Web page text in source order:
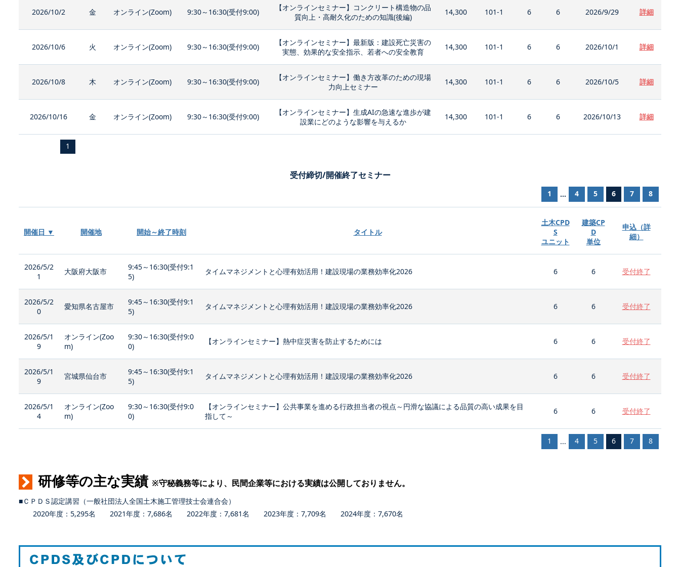
2026/10/2 金 オンライン(Zoom) 9:30～16:30(受付9:00)
【オンラインセミナー】コンクリート構造物の品
質向上・高耐久化のための知識(後編)
14,300 101-1 6 6 2026/9/29 詳細
2026/10/6 火 オンライン(Zoom) 9:30～16:30(受付9:00)
【オンラインセミナー】最新版：建設死亡災害の
実態、効果的な安全指示、若者への安全教育
14,300 101-1 6 6 2026/10/1 詳細
2026/10/8 木 オンライン(Zoom) 9:30～16:30(受付9:00)
【オンラインセミナー】働き方改革のための現場
力向上セミナー
14,300 101-1 6 6 2026/10/5 詳細
2026/10/16 金 オンライン(Zoom) 9:30～16:30(受付9:00)
【オンラインセミナー】生成AIの急速な進歩が建
設業にどのような影響を与えるか
14,300 101-1 6 6 2026/10/13 詳細
1
受付締切/開催終了セミナー
1 ... 4 5 6 7 8
開催日 ▼ 開催地 開始～終了時刻 タイトル
土木CPD
S
ユニット
建築CP
D
単位
申込（詳
細）
2026/5/2
1
大阪府大阪市
9:45～16:30(受付9:1
5)
タイムマネジメントと心理有効活用！建設現場の業務効率化2026 6 6 受付終了
2026/5/2
0
愛知県名古屋市
9:45～16:30(受付9:1
5)
タイムマネジメントと心理有効活用！建設現場の業務効率化2026 6 6 受付終了
2026/5/1
9
オンライン(Zoo
m)
9:30～16:30(受付9:0
0)
【オンラインセミナー】熱中症災害を防止するためには 6 6 受付終了
2026/5/1
9
宮城県仙台市
9:45～16:30(受付9:1
5)
タイムマネジメントと心理有効活用！建設現場の業務効率化2026 6 6 受付終了
2026/5/1
4
オンライン(Zoo
m)
9:30～16:30(受付9:0
0)
【オンラインセミナー】公共事業を進める行政担当者の視点～円滑な協議による品質の高い成果を目
指して～
6 6 受付終了
1 ... 4 5 6 7 8
研修等の主な実績 ※守秘義務等により、民間企業等における実績は公開しておりません。
■ＣＰＤＳ認定講習（一般社団法人全国土木施工管理技士会連合会）
2020年度：5,295名 2021年度：7,686名 2022年度：7,681名 2023年度：7,709名 2024年度：7,670名